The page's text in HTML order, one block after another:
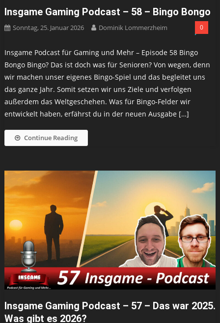
Insgame Gaming Podcast – 58 – Bingo Bongo
Sonntag, 25. Januar 2026 Dominik Lommerzheim 0
Insgame Podcast für Gaming und Mehr – Episode 58 Bingo
Bongo Bingo? Das ist doch was für Senioren? Von wegen, denn
wir machen unser eigenes Bingo-Spiel und das begleitet uns
das ganze Jahr. Somit setzen wir uns Ziele und verfolgen
außerdem das Weltgeschehen. Was für Bingo-Felder wir
entwickelt haben, erfährst du in der neuen Ausgabe […]
Continue Reading
Insgame Gaming Podcast – 57 – Das war 2025.
Was gibt es 2026?